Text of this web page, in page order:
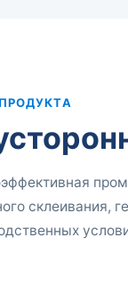
склеивания,